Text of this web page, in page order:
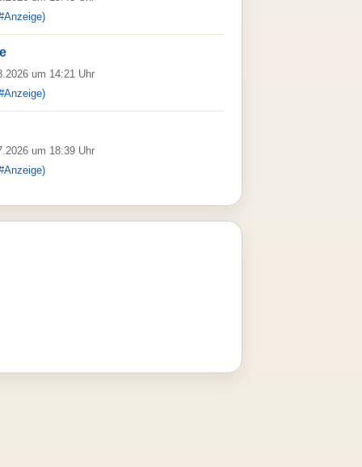
um 14:21 Uhr
um 18:39 Uhr